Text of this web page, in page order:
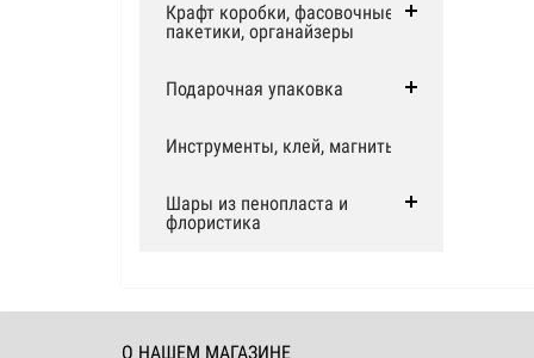
Крафт коробки, фасовочные
пакетики, органайзеры
Подарочная упаковка
Инструменты, клей, магниты
Шары из пенопласта и
флористика
О НАШЕМ МАГАЗИНЕ